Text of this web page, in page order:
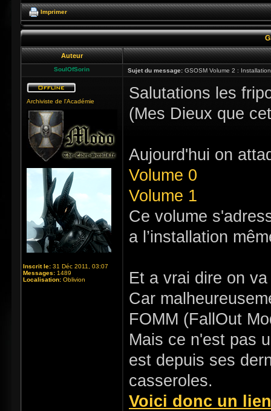
Imprimer
Auteur
SoulOfSorin Sujet du message: GSOSM Volume 2 :
Archiviste de l'Académie
Inscrit le: 31 Déc 2011, 03:07
Messages: 1489
Localisation: Oblivion
Salutations les
(Mes Dieux que
Aujourd'hui on
Volume 0
Volume 1
Ce volume
a l’installation
Et a vrai dire on
Car
FOMM (FallOut
Mais ce n'est pas
est depuis ses
casseroles.
Voici donc un lien